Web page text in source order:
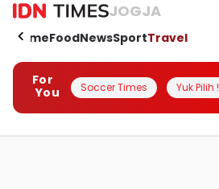
JOGJA
HomeFoodNewsSportTravel
For
You
Soccer Times Yuk Pilih !